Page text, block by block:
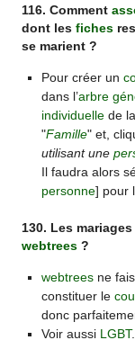
116. Comment
dont lesfiches
se marient ?
Pour créer un
dans l’arbre
individuellede
"Famille" et,
utilisant une
Il faudra alors
personne] pour
130. Les mariages
webtrees ?
webtreesne
constituer le
donc
Voir aussi LGBT.